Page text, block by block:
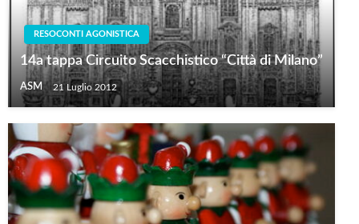
RESOCONTI AGONISTICA
14a tappa Circuito Scacchistico “Città di Milano”
ASM 21 Luglio 2012